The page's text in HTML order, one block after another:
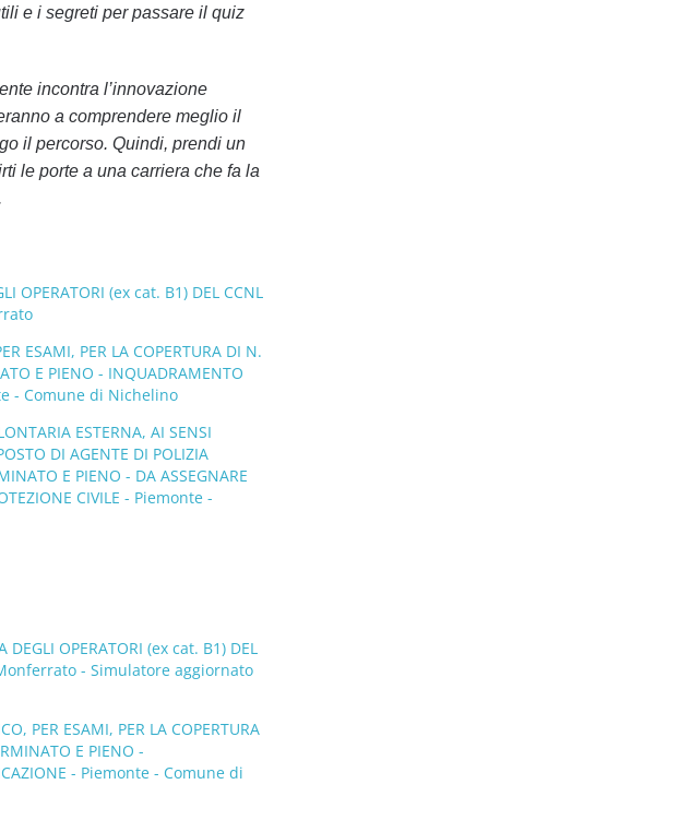
e i segreti per passare il quiz
incontra l’innovazione
a comprendere meglio il
il percorso. Quindi, prendi un
le porte a una carriera che fa la
OPERATORI (ex cat. B1) DEL CCNL
ESAMI, PER LA COPERTURA DI N.
E PIENO - INQUADRAMENTO
- Comune di Nichelino
ESTERNA, AI SENSI
DI AGENTE DI POLIZIA
E PIENO - DA ASSEGNARE
CIVILE - Piemonte -
DEGLI OPERATORI (ex cat. B1) DEL
- Simulatore aggiornato
PER ESAMI, PER LA COPERTURA
E PIENO -
- Piemonte - Comune di